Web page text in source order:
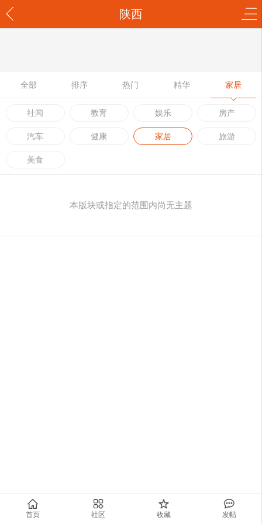
陕西
全部 排序 热门 精华 家居
社闻 教育 娱乐 房产
汽车 健康 家居 旅游
美食
本版块或指定的范围内尚无主题
首页 社区 收藏 发帖